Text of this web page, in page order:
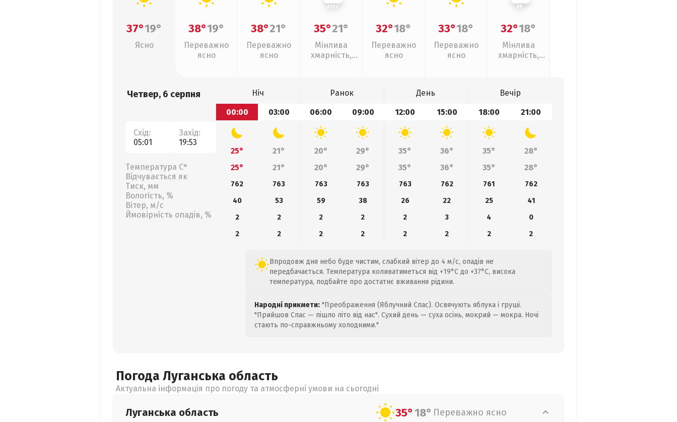
37°19°
Ясно
38°19°
Переважно
ясно
38°21°
Переважно
ясно
35°21°
Мінлива
хмарність,
32°18°
Переважно
ясно
33°18°
Переважно
ясно
32°18°
Мінлива
хмарність,
Четвер, 6 серпня
Схід:
05:01
Захід:
19:53
Температура С°
Відчувається як
Тиск, мм
Вологість, %
Вітер, м/с
Ймовірність опадів, %
Ніч Ранок День
Вечір
00:00
03:00 06:00 09:00 12:00 15:00 18:00 21:00
25° 21° 20° 29° 35° 36° 35°
28°
25°
21° 20° 29° 35° 36° 35° 28°
762 763 763 763 763 762 761
762
40
53 59 38 26 22 25
41
2
2 2 2 2 3 4
0
2
2 2 2 2 2 2 2
Впродовж дня небо буде чистим, слабкий вітер до 4 м/с, опадів не
передбачається. Температура коливатиметься від +19°C до +37°C, висока
температура, подбайте про достатнє вживання рідини.
Народні прикмети: "Преображення (Яблучний Спас). Освячують яблука і груші.
"Прийшов Спас — пішло літо від нас". Сухий день — суха осінь, мокрий — мокра. Ночі
стають по-справжньому холодними."
Погода Луганська область
Актуальна інформація про погоду та атмосферні умови на сьогодні
Луганська область 35°18° Переважно ясно